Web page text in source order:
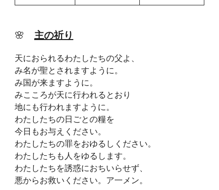
🌸 主の祈り
天におられるわたしたちの父よ、
み名が聖とされますように。
み国が来ますように。
みこころが天に行われるとおり
地にも行われますように。
わたしたちの日ごとの糧を
今日もお与えください。
わたしたちの罪をおゆるしください。
わたしたちも人をゆるします。
わたしたちを誘惑におちいらせず、
悪からお救いください。ア一メン。